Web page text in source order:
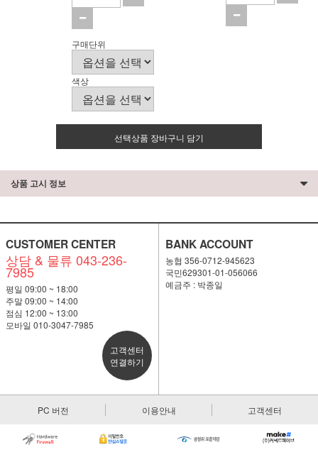
구매단위
색상
선택상품 장바구니 담기
상품 고시 정보
CUSTOMER CENTER
상담 & 물류 043-236-
7985
평일 09:00 ~ 18:00
주말 09:00 ~ 14:00
점심 12:00 ~ 13:00
모바일 010-3047-7985
고객센터
연결하기
BANK ACCOUNT
농협 356-0712-945623
국민629301-01-056066
예금주 : 박종일
PC 버전 이용안내 고객센터